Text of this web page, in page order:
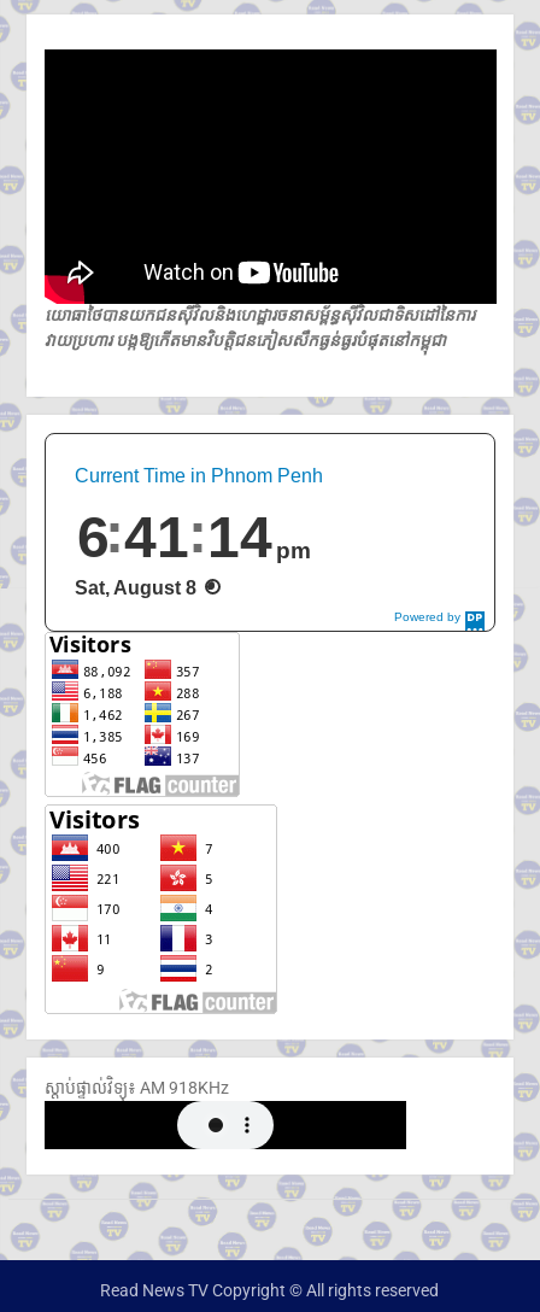
យោធាថៃបានយកជនស៊ីវិលនិងហេដ្ឋារចនាសម្ព័ន្ធស៊ីវិលជាទិសដៅនៃការ
វាយប្រហារ បង្កឱ្យកើតមានវិបត្តិជនភៀសសឹកធ្ងន់ធ្ងរបំផុតនៅកម្ពុជា
Powered by
DaysPedia.c
Current Time in Phnom Penh
6 41 15 pm
Sat, August 8
ស្តាប់ផ្ទាល់វិទ្យុ៖ ​AM 918KHz
Read News TV Copyright © All rights reserved